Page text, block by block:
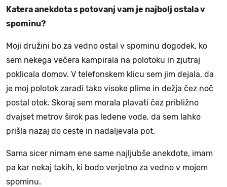
Katera anekdota s potovanj vam je najbolj ostala v
spominu?
Moji družini bo za vedno ostal v spominu dogodek, ko
sem nekega večera kampirala na polotoku in zjutraj
poklicala domov. V telefonskem klicu sem jim dejala, da
je moj polotok zaradi tako visoke plime in dežja čez noč
postal otok. Skoraj sem morala plavati čez približno
dvajset metrov širok pas ledene vode, da sem lahko
prišla nazaj do ceste in nadaljevala pot.
Sama sicer nimam ene same najljubše anekdote, imam
pa kar nekaj takih, ki bodo verjetno za vedno v mojem
spominu.